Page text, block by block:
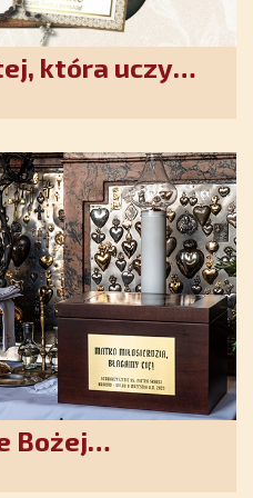
która uczy
się Bogu.
Bożej
wotum